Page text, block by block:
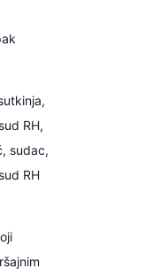
RH,
sudac,
RH